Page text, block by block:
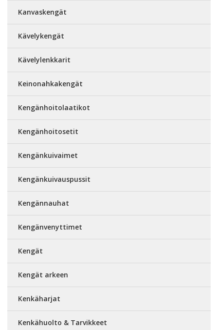
Kanvaskengät
Kävelykengät
Kävelylenkkarit
Keinonahkakengät
Kengänhoitolaatikot
Kengänhoitosetit
Kengänkuivaimet
Kengänkuivauspussit
Kengännauhat
Kengänvenyttimet
Kengät
Kengät arkeen
Kenkäharjat
Kenkähuolto & Tarvikkeet